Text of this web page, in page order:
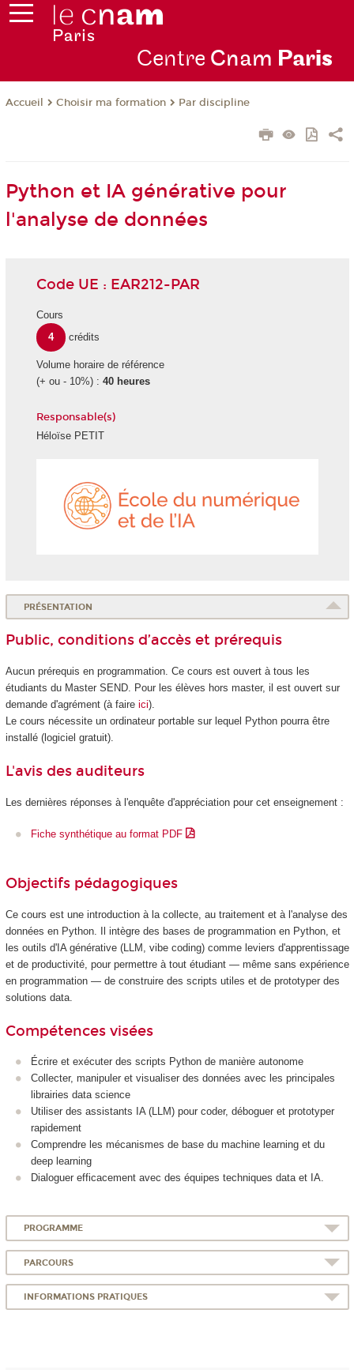
Centre Cnam Paris
Accueil Choisir ma formation Par discipline
Python et IA générative pour
l'analyse de données
Code UE : EAR212-PAR
Cours
4
crédits
Volume horaire de référence
(+ ou - 10%) : 40 heures
Responsable(s)
Héloïse PETIT
PRÉSENTATION
Public, conditions d’accès et prérequis
Aucun prérequis en programmation. Ce cours est ouvert à tous les
étudiants du Master SEND. Pour les élèves hors master, il est ouvert sur
demande d'agrément(à faire ici).
Le cours nécessite un ordinateur portable sur lequel Python pourra être
installé (logiciel gratuit).
L'avis des auditeurs
Les dernières réponses à l'enquête d'appréciation pour cet enseignement :
Fiche synthétique au format PDF
Objectifs pédagogiques
Ce cours est une introduction à la collecte, au traitement et à l'analyse des
données en Python. Il intègre des bases de programmation en Python, et
les outils d'IA générative (LLM, vibe coding) comme leviers d'apprentissage
et de productivité, pour permettre à tout étudiant — même sans expérience
en programmation — de construire des scripts utiles et de prototyper des
solutions data.
Compétences visées
Écrire et exécuter des scripts Python de manière autonome
Collecter, manipuler et visualiser des données avec les principales
librairies data science
Utiliser des assistants IA (LLM) pour coder, déboguer et prototyper
rapidement
Comprendre les mécanismes de base du machine learning et du
deep learning
Dialoguer efficacement avec des équipes techniques data et IA.
PROGRAMME
PARCOURS
INFORMATIONS PRATIQUES